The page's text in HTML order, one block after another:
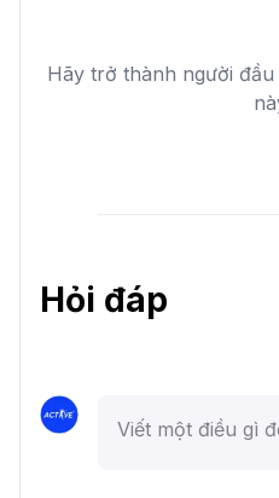
Hãy trở thành người
Hỏi đáp